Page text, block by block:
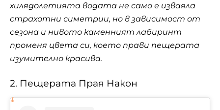
хилядолетията водата не само е изваяла
страхотни симетрии, но в зависимост от
сезона и нивото каменният лабиринт
променя цвета си, което прави пещерата
изумително красива.
2. Пещерата Прая Након